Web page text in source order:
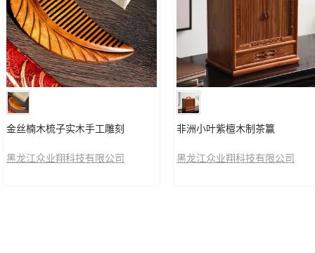
金丝楠木梳子实木手工雕刻
黑龙江众业翔科技有限公司
非洲小叶紫檀木制茶籯
黑龙江众业翔科技有限公司